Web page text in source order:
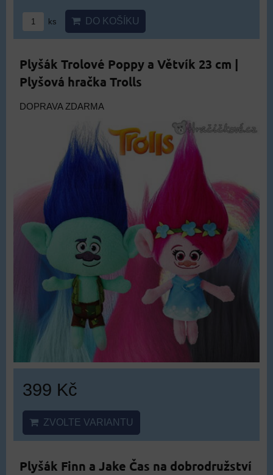
ks DO KOŠÍKU
Plyšák Trolové Poppy a Větvík 23 cm |
Plyšová hračka Trolls
DOPRAVA ZDARMA
399 Kč
ZVOLTE VARIANTU
Plyšák Finn a Jake Čas na dobrodružství